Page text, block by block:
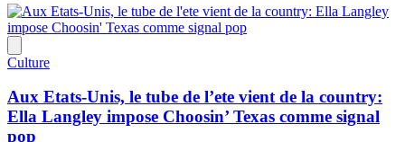
Culture
Aux Etats-Unis, le tube de l’ete vient de la country:
Ella Langley impose Choosin’ Texas comme signal
pop